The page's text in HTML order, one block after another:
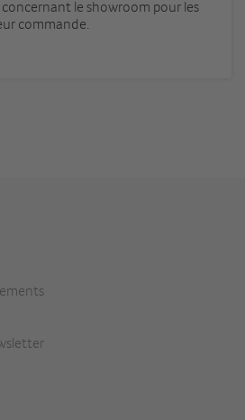
le showroom pour les
commande.